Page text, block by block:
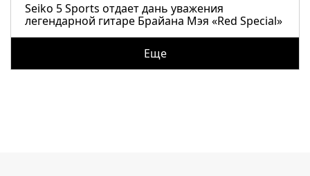
Seiko 5 Sports отдает дань уважения
легендарной гитаре Брайана Мэя «Red Special»
Еще